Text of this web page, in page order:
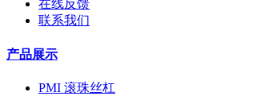
在线反馈
联系我们
产品展示
PMI 滚珠丝杠